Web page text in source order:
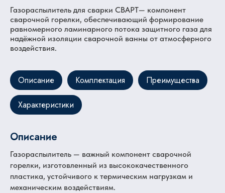
Газораспылитель для сварки СВАРТ— компонент
сварочной горелки, обеспечивающий формирование
равномерного ламинарного потока защитного газа для
надёжной изоляции сварочной ванны от атмосферного
воздействия.
Описание Комплектация Преимущества
Характеристики
Описание
Газораспылитель — важный компонент сварочной
горелки, изготовленный из высококачественного
пластика, устойчивого к термическим нагрузкам и
механическим воздействиям.